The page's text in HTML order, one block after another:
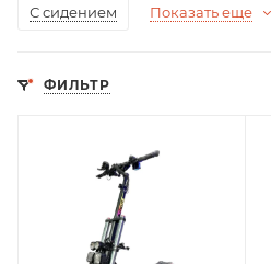
С сидением Показать еще
ФИЛЬТР